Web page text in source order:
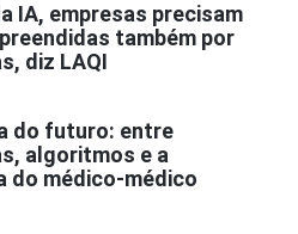
IA, empresas precisam
também por
diz LAQI
do futuro: entre
algoritmos e a
do médico-médico